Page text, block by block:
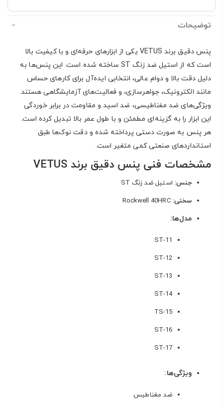
توضیحات
پنس دقیق برند VETUS یکی از ابزارهای حرفه‌ای و با کیفیت بالا
است که از استیل ضد زنگ ST ساخته شده است. این پنس‌ها به
دلیل دقت بالا و دوام عالی، انتخابی ایده‌آل برای کارهای حساس
مانند الکترونیک، جواهرسازی، و فعالیت‌های آزمایشگاهی هستند.
ویژگی‌های ضد مغناطیسی، ضد اسید و مقاومت در برابر خوردگی
این ابزار را به گزینه‌ای مطمئن و با طول عمر بالا تبدیل کرده است.
هر پنس به صورت دستی پرداخته شده و دقت نوک‌ها طبق
استانداردهای صنعتی کمی متغیر است.
مشخصات فنی پنس دقیق برند VETUS
جنس: استیل ضد زنگ ST
سختی: Rockwell 40HRC
مدل‌ها:
ST-11
ST-12
ST-13
ST-14
TS-15
ST-16
ST-17
ویژگی‌ها:
ضد مغناطیس